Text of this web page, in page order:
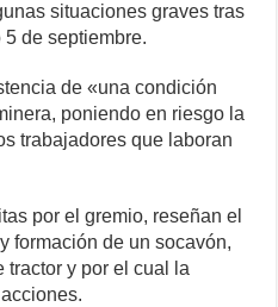
situaciones graves tras
de septiembre.
de «una condición
poniendo en riesgo la
trabajadores que laboran
por el gremio, reseñan el
formación de un socavón,
tractor y por el cual la